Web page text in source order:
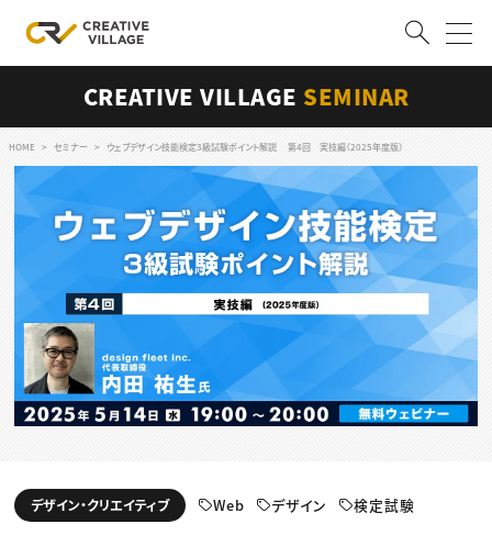
ログイン 会員登録
RECRUIT
クリエイター求人を探す
CREATIVE JOB求人検索
特集求人
採用説明会
転職支援サービス
CONTENTS
スキルアップしたい！
動画配信・映像制作
編集・ライティング
TOP Creator’s コラム トップ
Webクリエイター
セミナー
CREATIVE VILLAGE SEMINAR
HOME セミナー ウェブデザイン技能検定3級試験ポイント解説 第4回 実技編（2025年度版）
デザイン・クリエイティブ Web デザイン 検定試験